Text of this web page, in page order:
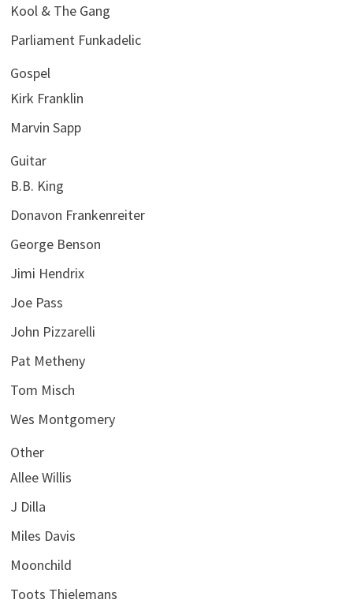
Kool & The Gang
Parliament Funkadelic
Gospel
Kirk Franklin
Marvin Sapp
Guitar
B.B. King
Donavon Frankenreiter
George Benson
Jimi Hendrix
Joe Pass
John Pizzarelli
Pat Metheny
Tom Misch
Wes Montgomery
Other
Allee Willis
J Dilla
Miles Davis
Moonchild
Toots Thielemans